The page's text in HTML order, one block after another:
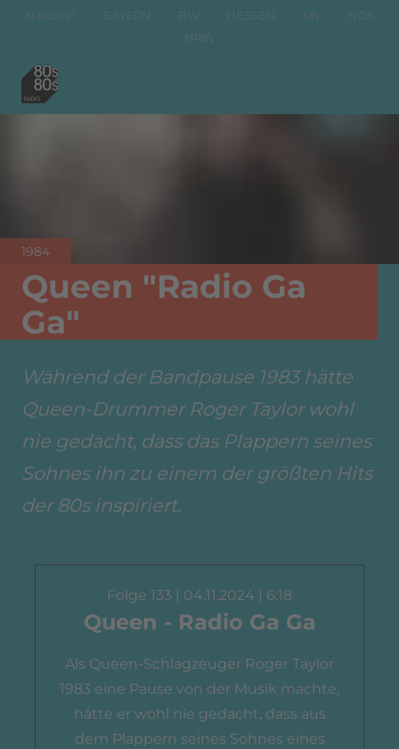
National BAYERN BW HESSEN MV
NDS
NRW
1984
Queen "Radio Ga
Ga"
Während der Bandpause 1983 hätte
Queen-Drummer Roger Taylor wohl
nie gedacht, dass das Plappern seines
Sohnes ihn zu einem der größten Hits
der 80s inspiriert.
Folge 133 | 04.11.2024 | 6:18
Queen - Radio Ga Ga
Als Queen-Schlagzeuger Roger Taylor
1983 eine Pause von der Musik machte,
hätte er wohl nie gedacht, dass aus
dem Plappern seines Sohnes eines